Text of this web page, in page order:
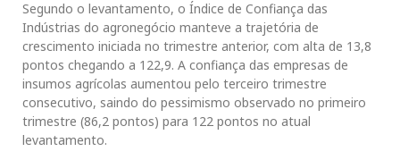
Segundo o levantamento, o Índice de Confiança das
Indústrias do agronegócio manteve a trajetória de
crescimento iniciada no trimestre anterior, com alta de 13,8
pontos chegando a 122,9. A confiança das empresas de
insumos agrícolas aumentou pelo terceiro trimestre
consecutivo, saindo do pessimismo observado no primeiro
trimestre (86,2 pontos) para 122 pontos no atual
levantamento.